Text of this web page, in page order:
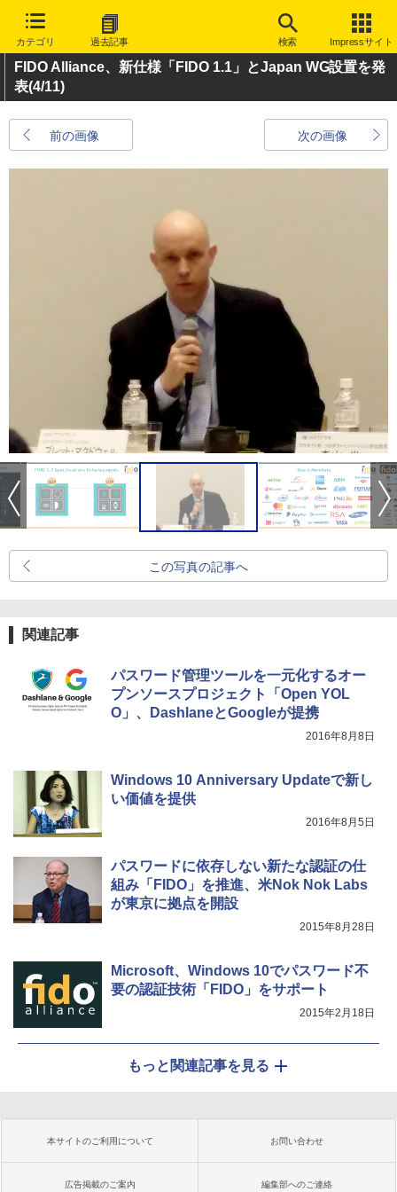
カテゴリ 過去記事 検索 Impressサイト
FIDO Alliance、新仕様「FIDO 1.1」とJapan WG設置を発
表(4/11)
前の画像 次の画像
この写真の記事へ
関連記事
パスワード管理ツールを一元化するオー
プンソースプロジェクト「Open YOL
O」、DashlaneとGoogleが提携
2016年8月8日
Windows 10 Anniversary Updateで新し
い価値を提供
2016年8月5日
パスワードに依存しない新たな認証の仕
組み「FIDO」を推進、米Nok Nok Labs
が東京に拠点を開設
2015年8月28日
Microsoft、Windows 10でパスワード不
要の認証技術「FIDO」をサポート
2015年2月18日
もっと関連記事を見る
本サイトのご利用について お問い合わせ
広告掲載のご案内 編集部へのご連絡